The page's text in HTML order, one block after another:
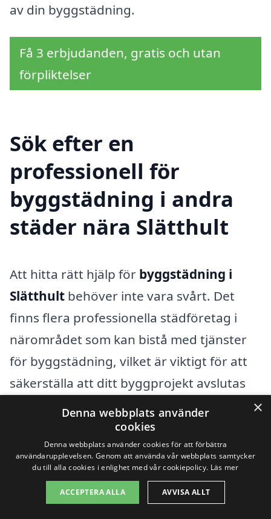
av din byggstädning.
Få 3 erbjudanden, gratis och utan
förpliktelser
Sök efter en
professionell för
byggstädning i andra
städer nära Slätthult
Att hitta rätt hjälp för byggstädning i
Slätthult behöver inte vara svårt. Det
finns flera professionella städföretag i
närområdet som kan bistå med tjänster
för byggstädning, vilket är viktigt för att
säkerställa att ditt byggprojekt avslutas
på ett säkert och effektivt sätt.
Byggstädning innebär att man tar hand
om det efterföljande städningen som sker
efter bygg- eller renoveringsarbete, vilket
lämnar din fastighet ren och klar för
×
Denna webbplats använder
cookies
Denna webbplats använder cookies för att förbättra
användarupplevelsen. Genom att använda vår webbplats samtycker
du till alla cookies i enlighet med vår cookiepolicy. Läs mer
ACCEPTERA ALLA AVVISA ALLT